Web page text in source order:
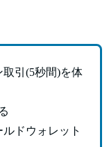
引(5秒間)を体
ドウォレット